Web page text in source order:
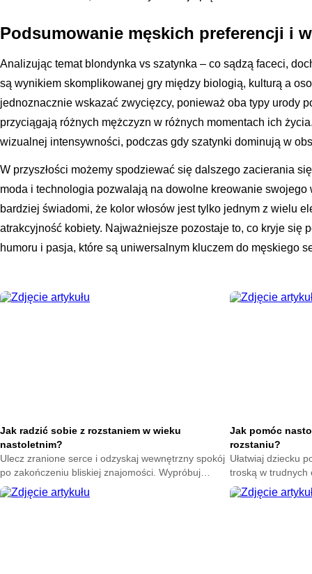
Podsumowanie męskich preferencji i
Analizując temat blondynka vs szatynka – co sądzą faceci,
są wynikiem skomplikowanej gry między biologią, kulturą a
jednoznacznie wskazać zwycięzcy, ponieważ oba typy urody
przyciągają różnych mężczyzn w różnych momentach ich
wizualnej intensywności, podczas gdy szatynki dominują w
W przyszłości możemy spodziewać się dalszego zacierania
moda i technologia pozwalają na dowolne kreowanie
bardziej świadomi, że kolor włosów jest tylko jednym z wielu
atrakcyjność kobiety. Najważniejsze pozostaje to, co kryje się
humoru i pasja, które są uniwersalnym kluczem do męskiego
Jak radzić sobie z rozstaniem w wieku
nastoletnim?
Ulecz zranione serce i odzyskaj wewnętrzny spokój
po zakończeniu bliskiej znajomości. Wypróbuj
skuteczne techniki na poprawę nastroju każdego
dnia.
Jak pomóc
rozstaniu?
Ułatwiaj dziecku
troską w trudnych
sposoby na